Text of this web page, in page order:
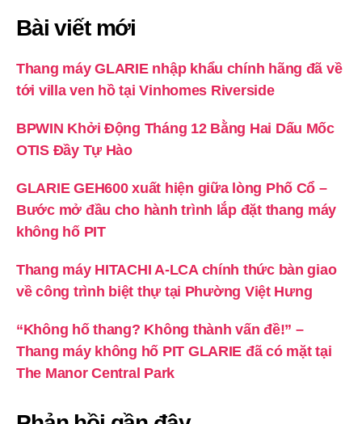
Bài viết mới
Thang máy GLARIE nhập khẩu chính hãng đã về
tới villa ven hồ tại Vinhomes Riverside
BPWIN Khởi Động Tháng 12 Bằng Hai Dấu Mốc
OTIS Đầy Tự Hào
GLARIE GEH600 xuất hiện giữa lòng Phố Cổ –
Bước mở đầu cho hành trình lắp đặt thang máy
không hố PIT
Thang máy HITACHI A-LCA chính thức bàn giao
về công trình biệt thự tại Phường Việt Hưng
“Không hố thang? Không thành vấn đề!” –
Thang máy không hố PIT GLARIE đã có mặt tại
The Manor Central Park